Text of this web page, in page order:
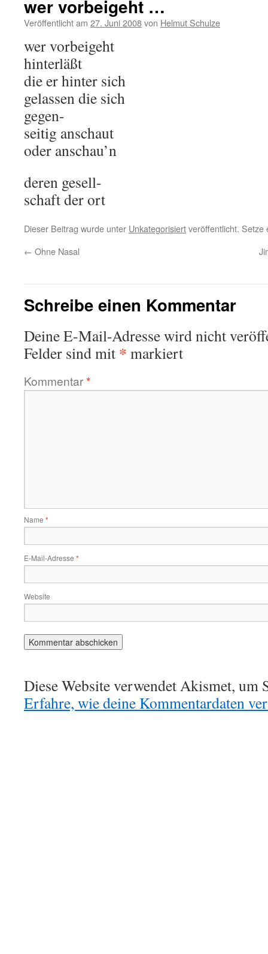
wer vorbeigeht …
Veröffentlicht am 27. Juni 2008von Helmut Schulze
wer vorbeigeht
hinterläßt
die er hinter sich
gelassen die sich
gegen-
seitig anschaut
oder anschau’n
deren gesell-
schaft der ort
Dieser Beitrag wurde unter Unkategorisiertveröffentlicht.
← Ohne Nasal
Schreibe einen Kommentar
Deine E-Mail-Adresse wird nicht
Felder sind mit * markiert
Kommentar*
Name *
E-Mail-Adresse *
Website
Diese Website verwendet Akismet, um
Erfahre, wie deine Kommentardaten